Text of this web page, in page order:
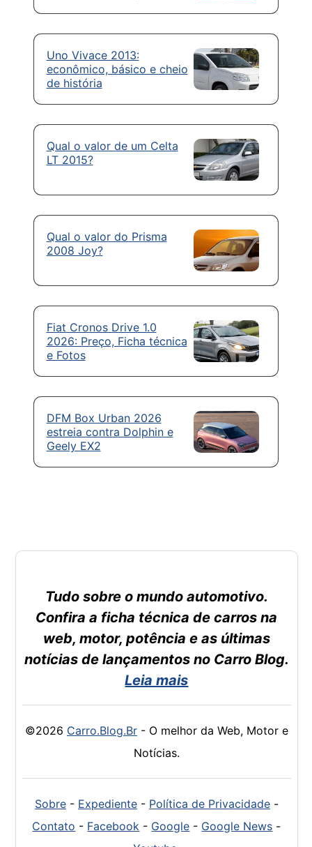
Uno Vivace 2013:
econômico, básico e cheio
de história
Qual o valor de um Celta
LT 2015?
Qual o valor do Prisma
2008 Joy?
Fiat Cronos Drive 1.0
2026: Preço, Ficha técnica
e Fotos
DFM Box Urban 2026
estreia contra Dolphin e
Geely EX2
Tudo sobre o mundo automotivo.
Confira a ficha técnica de carros na
web, motor, potência e as últimas
notícias de lançamentos no Carro Blog.
Leia mais
©2026 Carro.Blog.Br- O melhor da Web, Motor e
Notícias.
Sobre- Expediente- Política de Privacidade-
Contato - Facebook - Google - Google News -